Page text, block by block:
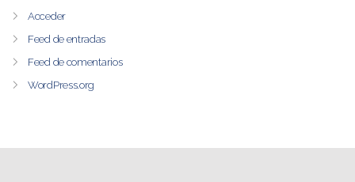
Acceder
Feed de entradas
Feed de comentarios
WordPress.org